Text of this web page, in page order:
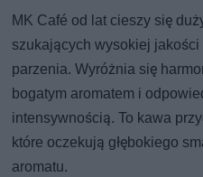
MK Café od lat cieszy się
szukających wysokiej
parzenia. Wyróżnia się
bogatym aromatem i
intensywnością. To kawa
które oczekują głębokiego
aromatu.